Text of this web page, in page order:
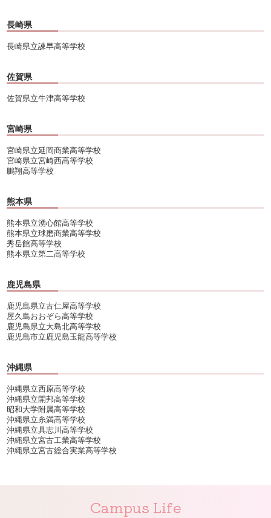
長崎県
長崎県立諫早高等学校
佐賀県
佐賀県立牛津高等学校
宮崎県
宮崎県立延岡商業高等学校
宮崎県立宮崎西高等学校
鵬翔高等学校
熊本県
熊本県立湧心館高等学校
熊本県立球磨商業高等学校
秀岳館高等学校
熊本県立第二高等学校
鹿児島県
鹿児島県立古仁屋高等学校
屋久島おおぞら高等学校
鹿児島県立大島北高等学校
鹿児島市立鹿児島玉龍高等学校
沖縄県
沖縄県立西原高等学校
沖縄県立開邦高等学校
昭和大学附属高等学校
沖縄県立糸満高等学校
沖縄県立具志川高等学校
沖縄県立宮古工業高等学校
沖縄県立宮古総合実業高等学校
Campus Life